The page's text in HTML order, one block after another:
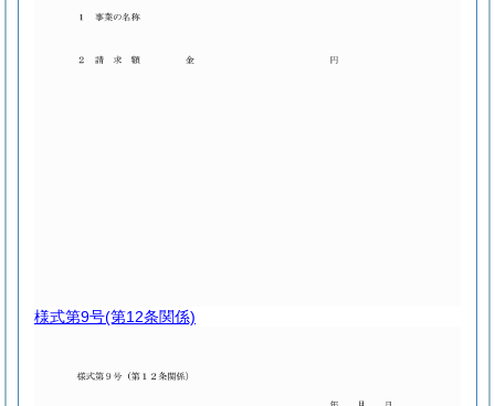
様式第9号(第12条関係)